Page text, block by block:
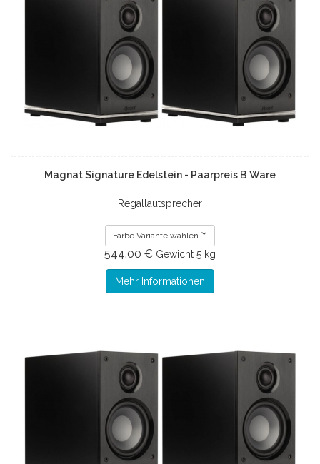
Magnat Signature Edelstein - Paarpreis B Ware
Regallautsprecher
Farbe Variante wählen
544.00 € Gewicht 5 kg
Mehr Informationen